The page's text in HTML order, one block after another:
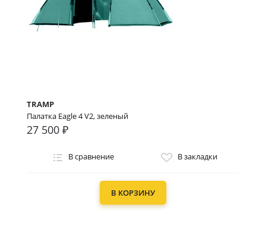
TRAMP
Палатка Eagle 4 V2, зеленый
27 500 ₽
В сравнение В закладки
В КОРЗИНУ